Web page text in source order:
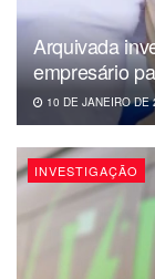
Arquivada
empresário
10 DE JANEIRO DE
INVESTIGAÇÃO